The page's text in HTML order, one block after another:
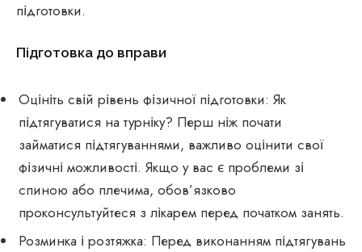
підготовки.
Підготовка до вправи
Оцініть свій рівень фізичної підготовки: Як
підтягуватися на турніку? Перш ніж почати
займатися підтягуваннями, важливо оцінити свої
фізичні можливості. Якщо у вас є проблеми зі
спиною або плечима, обов’язково
проконсультуйтеся з лікарем перед початком занять.
Розминка і розтяжка: Перед виконанням підтягувань